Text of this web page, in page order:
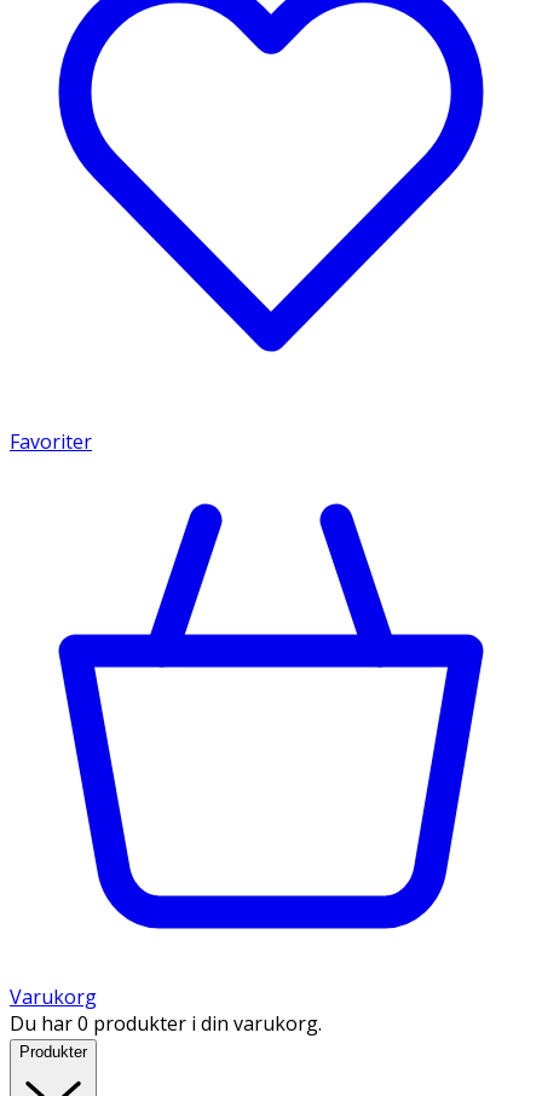
Favoriter
Varukorg
Du har 0 produkter i din varukorg.
Produkter